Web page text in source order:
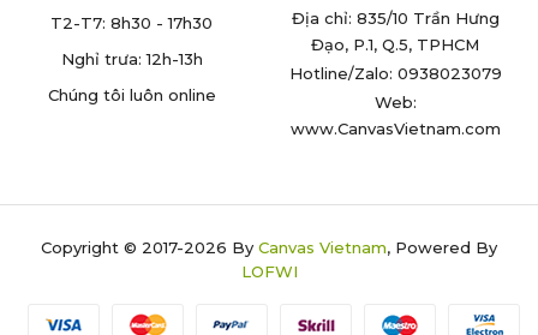
T2-T7: 8h30 - 17h30
Nghỉ trưa: 12h-13h
Chúng tôi luôn online
Địa chỉ: 835/10 Trần Hưng
Đạo, P.1, Q.5, TPHCM
Hotline/Zalo: 0938023079
Web:
www.CanvasVietnam.com
Copyright © 2017-2026 By Canvas Vietnam, Powered By
LOFWI